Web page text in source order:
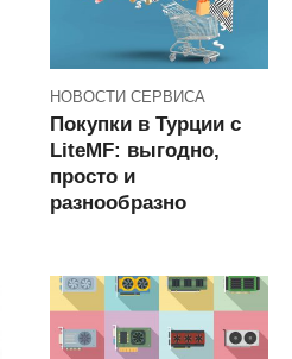
НОВОСТИ СЕРВИСА
Покупки в Турции с
LiteMF: выгодно,
просто и
разнообразно